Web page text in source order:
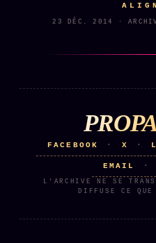
23 DÉC. 2014 ·
FACEBOOK · X ·
EMAIL ·
L'ARCHIVE NE SE
DIFFUSE CE